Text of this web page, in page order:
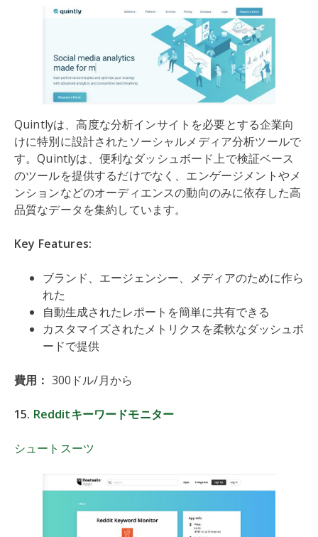
Quintlyは、高度な分析インサイトを必要とする企業向
けに特別に設計されたソーシャルメディア分析ツールで
す。Quintlyは、便利なダッシュボード上で検証ベース
のツールを提供するだけでなく、エンゲージメントやメ
ンションなどのオーディエンスの動向のみに依存した高
品質なデータを集約しています。
Key Features:
ブランド、エージェンシー、メディアのために作ら
れた
自動生成されたレポートを簡単に共有できる
カスタマイズされたメトリクスを柔軟なダッシュボ
ードで提供
費用： 300ドル/月から
15. Redditキーワードモニター
シュートスーツ